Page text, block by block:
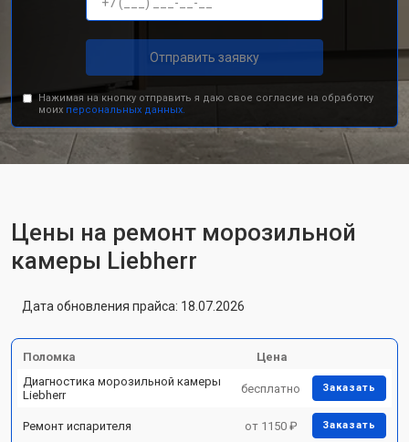
Отправить заявку
Нажимая на кнопку отправить я даю свое согласие на обработку
моих персональных данных.
Цены на ремонт морозильной
камеры Liebherr
Дата обновления прайса: 18.07.2026
Поломка
Цена
Диагностика морозильной камеры
Liebherr
бесплатно Заказать
Ремонт испарителя от 1150 ₽ Заказать